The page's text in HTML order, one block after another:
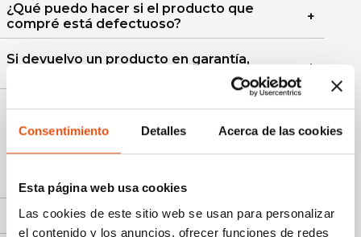
Consentimiento Detalles Acerca de las cookies
Esta página web usa cookies
Las cookies de este sitio web se usan para personalizar
el contenido y los anuncios, ofrecer funciones de redes
¿Qué puedo hacer si el producto que
compré está defectuoso?
Si devuelvo un producto en garantía,
¿Cómo lavar la cortina?
¿Cómo lavar mochilas?